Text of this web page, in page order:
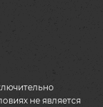
не является